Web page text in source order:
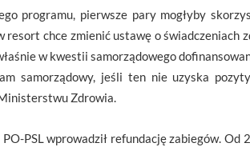
programu, pierwsze pary mogłyby
resort chce zmienić ustawę o
w kwestii samorządowego
samorządowy, jeśli ten nie uzyska
Zdrowia.
PSL wprowadził refundację zabiegów.